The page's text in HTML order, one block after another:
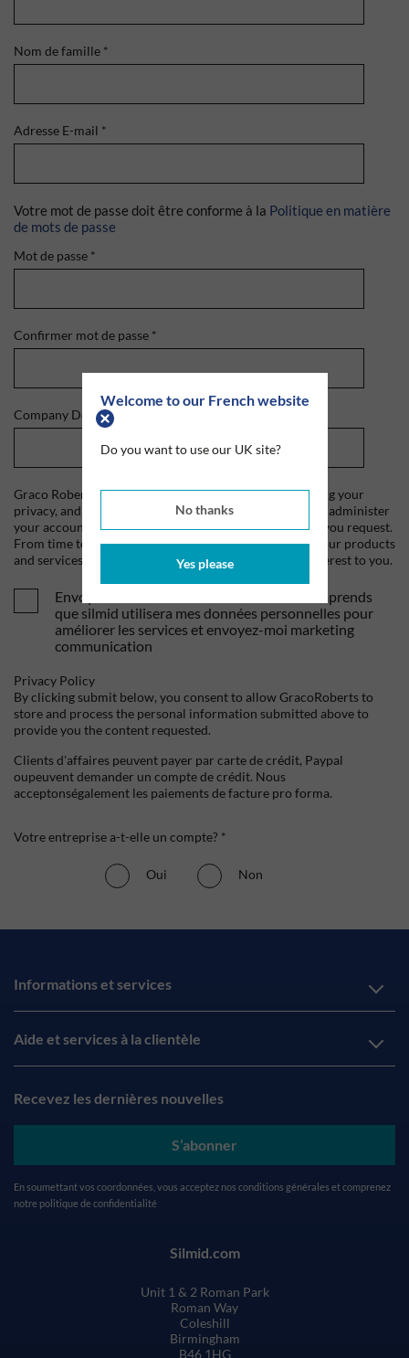
Welcome to our French website
Do you want to use our UK site?
No thanks
Yes please
Nom de famille *
Adresse E-mail *
Votre mot de passe doit être conforme à la Politique en matière
de mots de passe
Mot de passe *
Confirmer mot de passe *
Company Domain
Graco Roberts is committed to protecting and respecting your
privacy, and we'll only use your personal information to administer
your account and to provide the products and services you request.
From time to time, we would like to contact you about our products
and services, as well as other content that may be of interest to you.
Envoyez-moi vos offres et actualités. Je comprends
que silmid utilisera mes données personnelles pour
améliorer les services et envoyez-moi marketing
communication
Privacy Policy
By clicking submit below, you consent to allow GracoRoberts to
store and process the personal information submitted above to
provide you the content requested.
Clients d'affaires peuvent payer par carte de crédit, Paypal
oupeuvent demander un compte de crédit. Nous
acceptonségalement les paiements de facture pro forma.
Votre entreprise a-t-elle un compte? *
Oui Non
Informations et services
Aide et services à la clientèle
Recevez les dernières nouvelles
S’abonner
En soumettant vos coordonnées, vous acceptez nos conditions générales et comprenez
notre politique de confidentialité
Silmid.com
Unit 1 & 2 Roman Park
Roman Way
Coleshill
Birmingham
B46 1HG